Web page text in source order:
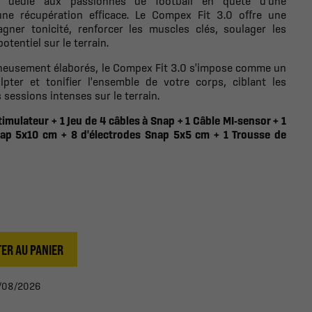
récupération efficace. Le Compex Fit 3.0 offre une
tonicité, renforcer les muscles clés, soulager les
sur le terrain.
élaborés, le Compex Fit 3.0 s'impose comme un
et tonifier l'ensemble de votre corps, ciblant les
intenses sur le terrain.
+ 1 Jeu de 4 câbles à Snap + 1 Câble MI-sensor + 1
5x10 cm + 8 d'électrodes Snap 5x5 cm + 1 Trousse de
AU PANIER
08/2026